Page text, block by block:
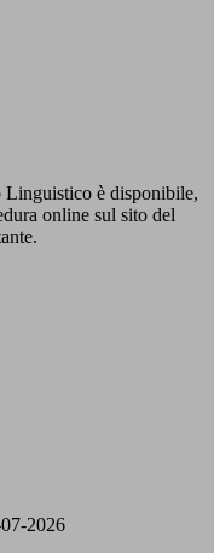
Linguistico è disponibile,
online sul sito del
2026